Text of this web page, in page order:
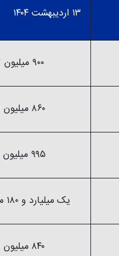
۱۳ اردیبهشت ۱۴۰۴
۹۰۰ میلیون تومان
۸۶۰ میلیون تومان
۹۹۵ میلیون تومان
یک میلیارد و ۱۸۰ میلیون تومان
۸۴۰ میلیون تومان